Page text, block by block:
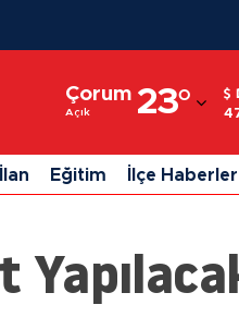
Çorum
Açık 23°
Adıyaman
Afyonkarahisar
Ağrı
Ankara
Eğitim İlçe